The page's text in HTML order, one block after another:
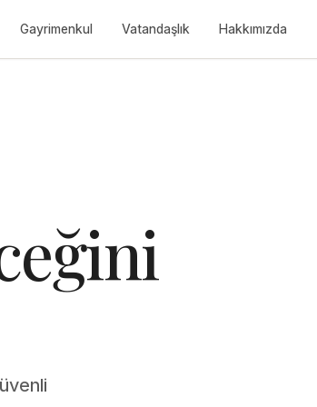
Gayrimenkul Vatandaşlık Hakkımızda